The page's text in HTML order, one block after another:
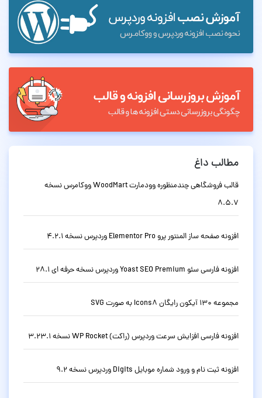
مطالب داغ
قالب فروشگاهی چندمنظوره وودمارت WoodMart ووکامرس نسخه
8.5.7
افزونه صفحه ساز المنتور پرو Elementor Pro وردپرس نسخه 4.2.1
افزونه فارسی سئو Yoast SEO Premium وردپرس نسخه حرفه ای 28.1
مجموعه 130 آیکون رایگان Icons8 به صورت SVG
افزونه فارسی افزایش سرعت وردپرس (راکت) WP Rocket نسخه 3.23.1
افزونه ثبت نام و ورود شماره موبایل Digits وردپرس نسخه 9.2